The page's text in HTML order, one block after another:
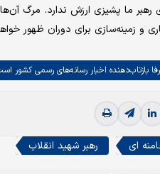
رهبر ما پشیزی ارزش ندارد. مرگ
و زمینه‌سازی برای دوران ظهور
بازتاب‌دهنده اخبار رسانه‌های رسمی کشور
ای رهبر شهید انقلاب